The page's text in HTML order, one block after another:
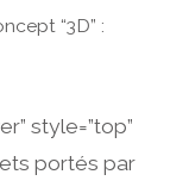
“3D” :
style=”top”
portés par